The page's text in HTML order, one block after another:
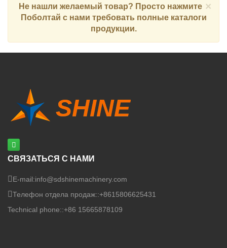
×
Не нашли желаемый товар? Просто нажмите
Поболтай с нами требовать полные каталоги
продукции.
СВЯЗАТЬСЯ С НАМИ
E-mail:info@sdshinemachinery.com
Телефон отдела продаж::+8615806625431
Technical phone::+86 15665878109